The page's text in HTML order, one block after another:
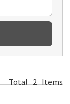
Total 2 Items